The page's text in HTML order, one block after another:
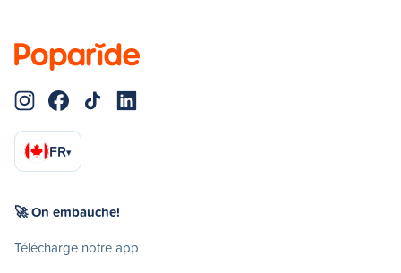
FR▾
🚀 On embauche!
Télécharge notre app